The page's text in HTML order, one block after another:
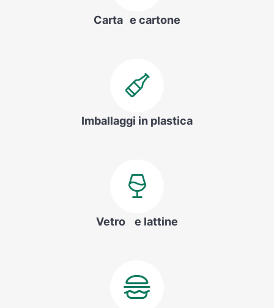
Carta e cartone
Imballaggi in plastica
Vetro e lattine